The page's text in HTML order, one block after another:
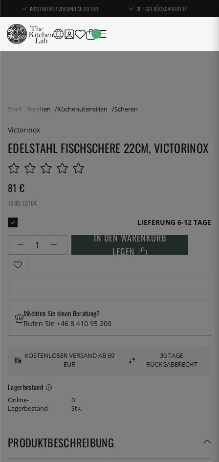
KOSTENLOSER VERSAND AB 69 EUR 30 TAGE RÜCKGABERECHT
Start Kochen Küchenutensilien Scheren
Victorinox
EDELSTAHL FISCHSCHERE 22CM, VICTORINOX
81 €
1095-13164
LIEFERUNG 6-12 TAGE
IN DEN WARENKORB
LEGEN
Lagerbestand
Online-
Lagerbestand
0
Stk.
Möchten Sie einen Beratung?
Rufen Sie +46 8 410 95 200
KOSTENLOSER VERSAND AB 69
EUR
30 TAGE
RÜCKGABERECHT
PRODUKTBESCHREIBUNG